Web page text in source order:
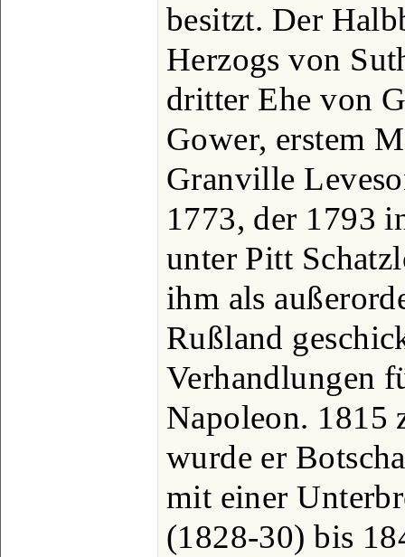
besitzt. Der
Herzogs von
dritter Ehe von
Gower, erstem
Granville
1773, der 1793
unter Pitt
ihm als
Rußland
Verhandlungen
Napoleon. 1815
wurde er
mit einer
(1828-30) bis